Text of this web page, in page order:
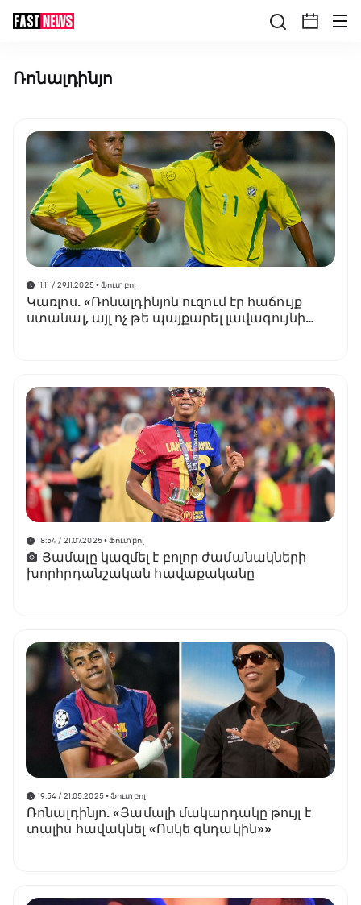
Ռոնալդինյո
11:11 / 29.11.2025• Ֆուտբոլ
Կառլոս. «Ռոնալդինյոն ուզում էր հաճույք
ստանալ, այլ ոչ թե պայքարել լավագույնի
18:54 / 21.07.2025• Ֆուտբոլ
Յամալը կազմել է բոլոր ժամանակների
խորհրդանշական հավաքականը
19:54 / 21.05.2025• Ֆուտբոլ
Ռոնալդինյո. «Յամալի մակարդակը թույլ է
տալիս հավակնել «Ոսկե գնդակին»»